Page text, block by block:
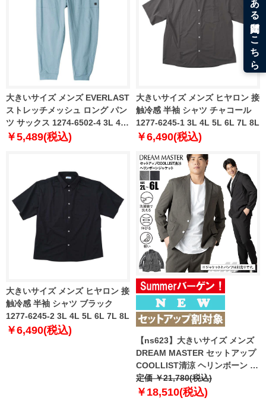
大きいサイズ メンズ EVERLAST
ストレッチメッシュ ロング パン
ツ サックス 1274-6502-4 3L 4L
5L 6L
￥5,489(税込)
大きいサイズ メンズ ヒヤロン 接
触冷感 半袖 シャツ チャコール
1277-6245-1 3L 4L 5L 6L 7L 8L
￥6,490(税込)
大きいサイズ メンズ ヒヤロン 接
触冷感 半袖 シャツ ブラック
1277-6245-2 3L 4L 5L 6L 7L 8L
￥6,490(税込)
【ns623】大きいサイズ メンズ
DREAM MASTER セットアップ
COOLLIST清涼 ヘリンボーン ス
トレッチ ジャケット 軽量 ウォッ
シャブル スマリラ 春夏新作
定価 ￥21,780(税込)
￥18,510(税込)